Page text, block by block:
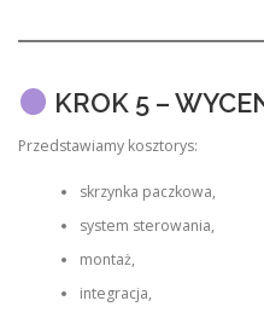
KROK 5 –
Przedstawiamy kosztorys:
skrzynka paczkowa,
system sterowania,
montaż,
integracja,